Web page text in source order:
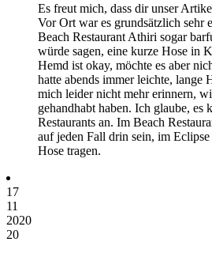
Es freut mich, dass dir unser
Vor Ort war es grundsätzlich sehr
Beach Restaurant Athiri sogar
würde sagen, eine kurze Hose in
Hemd ist okay, möchte es aber
hatte abends immer leichte, lange
mich leider nicht mehr erinnern,
gehandhabt haben. Ich glaube, es
Restaurants an. Im Beach
auf jeden Fall drin sein, im
Hose tragen.
17
11
2020
20